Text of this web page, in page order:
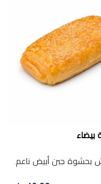
بيضاء
بحشوة جبن أبيض ناعم.